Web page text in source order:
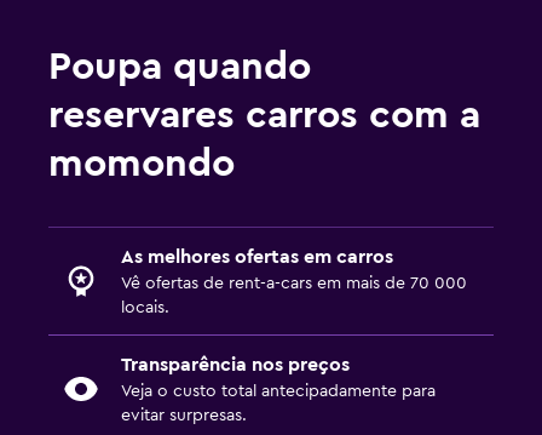
Poupa quando
reservares carros com a
momondo
As melhores ofertas em carros
Vê ofertas de rent-a-cars em mais de 70 000
locais.
Transparência nos preços
Veja o custo total antecipadamente para
evitar surpresas.